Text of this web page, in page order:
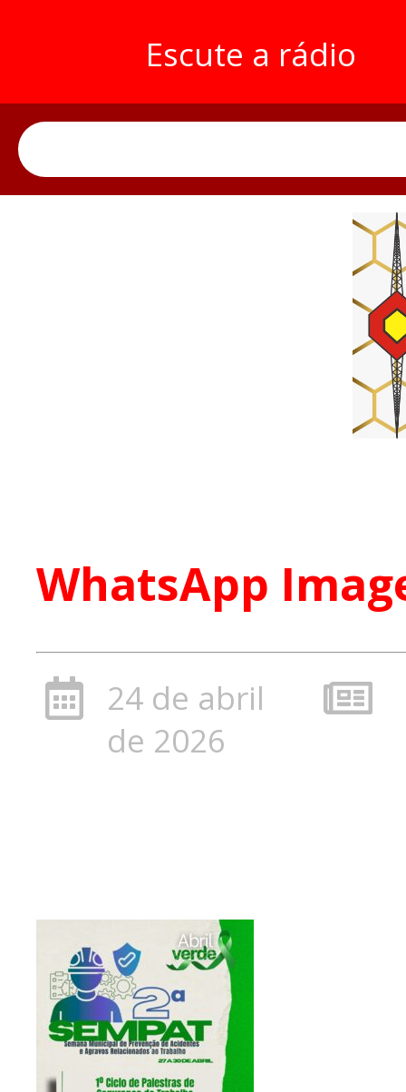
Escute a rádio
WhatsApp
24 de abril
de 2026